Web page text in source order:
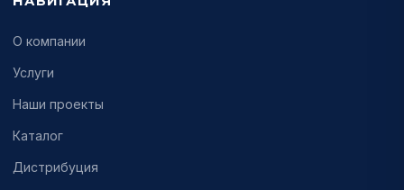
О компании
Услуги
Наши проекты
Каталог
Дистрибуция